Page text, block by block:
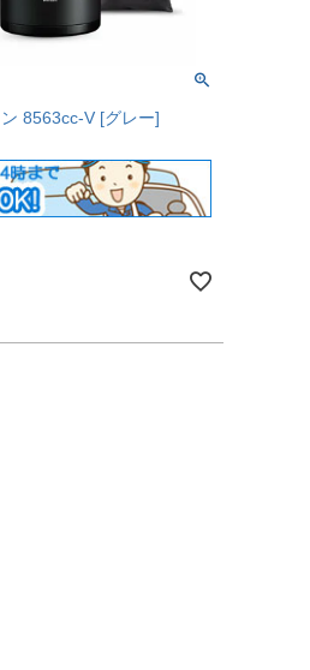
8563cc-V [グレー]